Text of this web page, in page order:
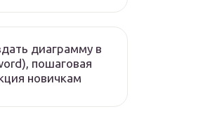
диаграмму в
пошаговая
новичкам